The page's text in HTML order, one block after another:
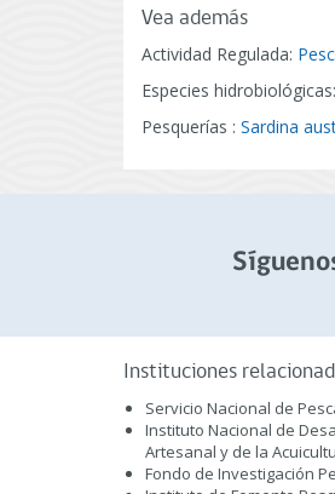
Vea además
Actividad Regulada:
Especies hidrobiológicas:
Pesquerías : Sardina
Instituciones
Servicio Nacional de
Instituto Nacional de
Artesanal y de la
Fondo de Investigación